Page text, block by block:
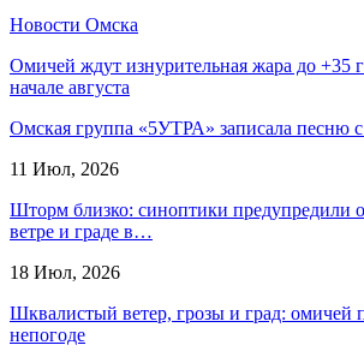
Новости Омска
Омичей ждут изнурительная жара до +35
начале августа
Омская группа «5УТРА» записала песню
11 Июл, 2026
Шторм близко: синоптики предупредили
ветре и граде в…
18 Июл, 2026
Шквалистый ветер, грозы и град: омичей
непогоде